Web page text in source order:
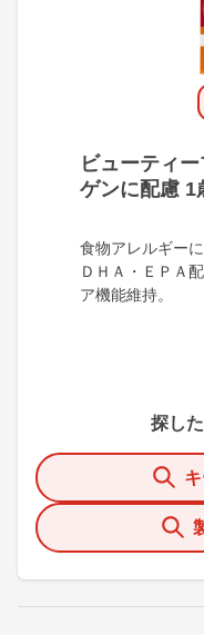
ビューティ
ゲンに配慮 1
食物アレルギー
ＤＨＡ・ＥＰＡ
ア機能維持。
探し